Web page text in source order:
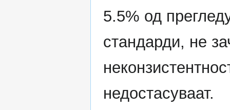
5.5% од
стандарди, не
недостасуваат.